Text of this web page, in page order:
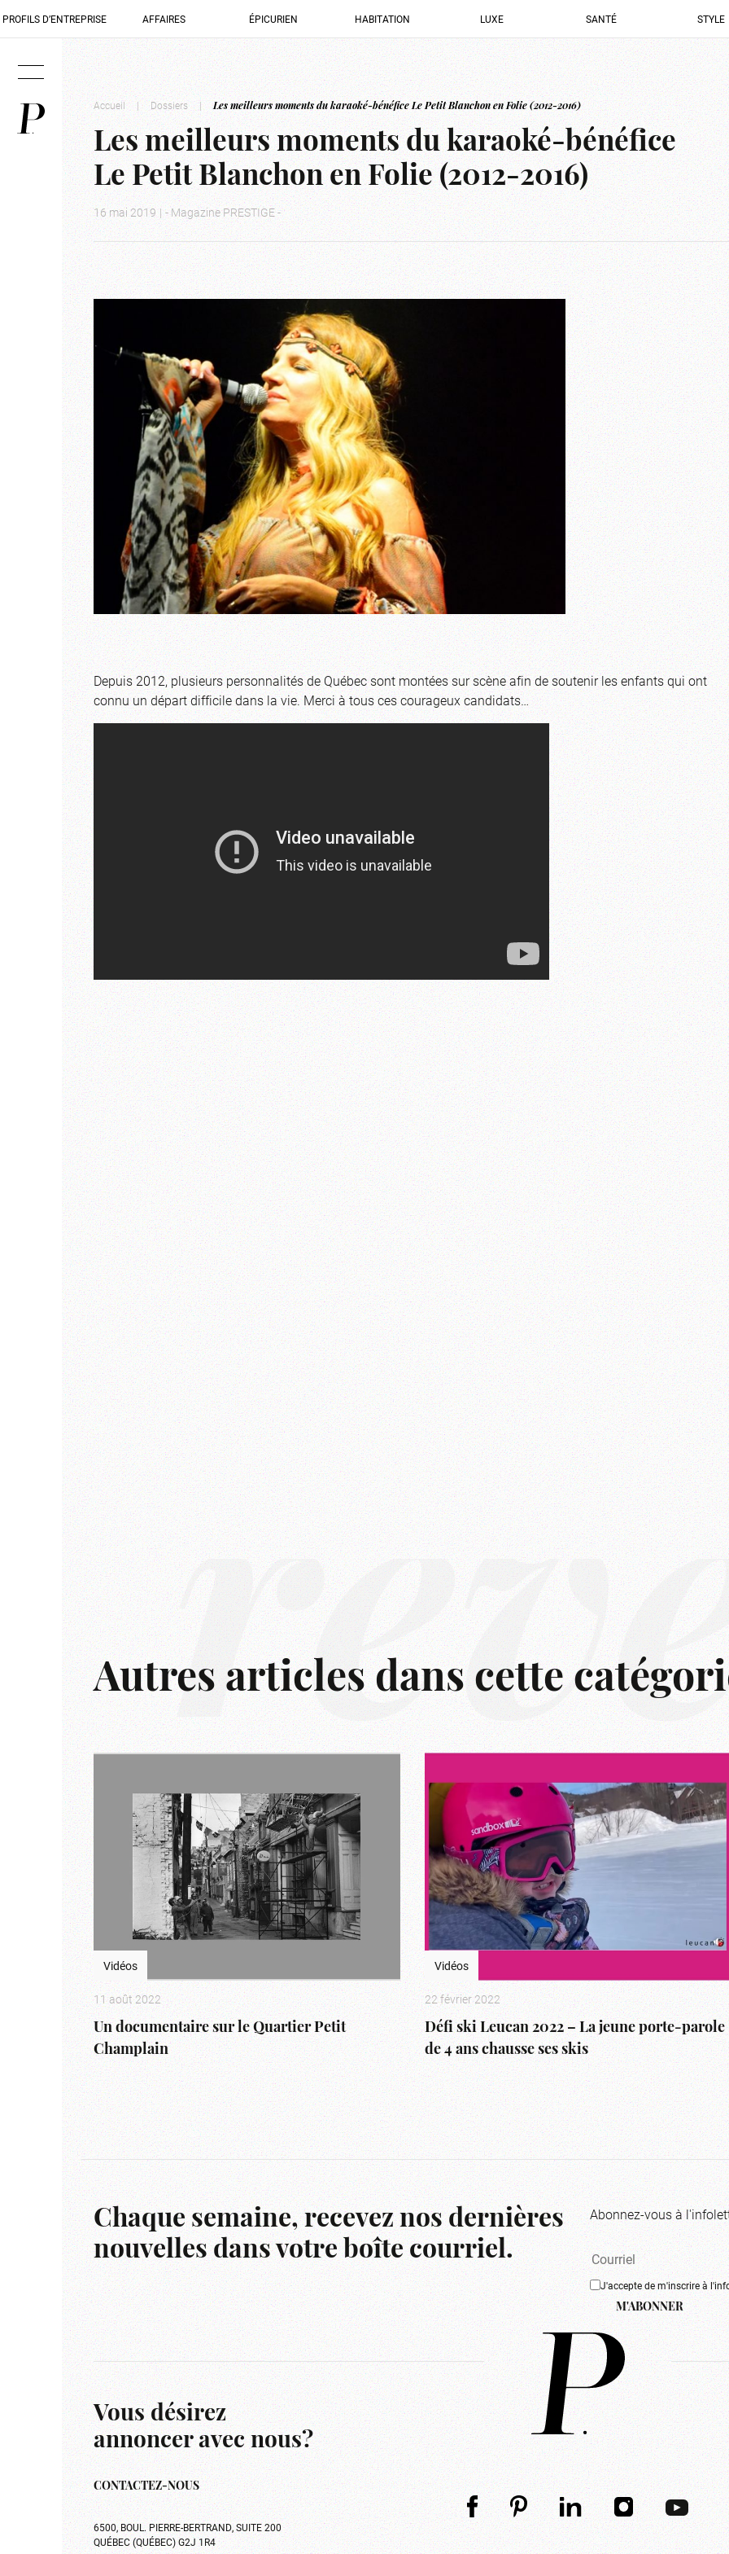
PROFILS D’ENTREPRISE AFFAIRES ÉPICURIEN HABITATION LUXE SANTÉ STYLE
Accueil | Dossiers | Les meilleurs moments du karaoké-bénéfice Le Petit Blanchon en Folie (2012-2016)
Les meilleurs moments du karaoké-bénéfice
Le Petit Blanchon en Folie (2012-2016)
16 mai 2019 | - Magazine PRESTIGE -
Depuis 2012, plusieurs personnalités de Québec sont montées sur scène afin de soutenir les enfants qui ont
connu un départ difficile dans la vie. Merci à tous ces courageux candidats…
Autres articles dans cette
Vidéos
11 août 2022
Un documentaire sur le Quartier Petit
Champlain
Vidéos
22 février 2022
Défi ski Leucan 2022 – La jeune porte-parole
de 4 ans chausse ses skis
Chaque semaine, recevez nos dernières
nouvelles dans votre boîte courriel.
Abonnez-vous à
J'accepte de m'inscrire à
M'ABONNER
Vous désirez
annoncer avec nous?
CONTACTEZ-NOUS
6500, BOUL. PIERRE-BERTRAND, SUITE 200
QUÉBEC (QUÉBEC) G2J 1R4